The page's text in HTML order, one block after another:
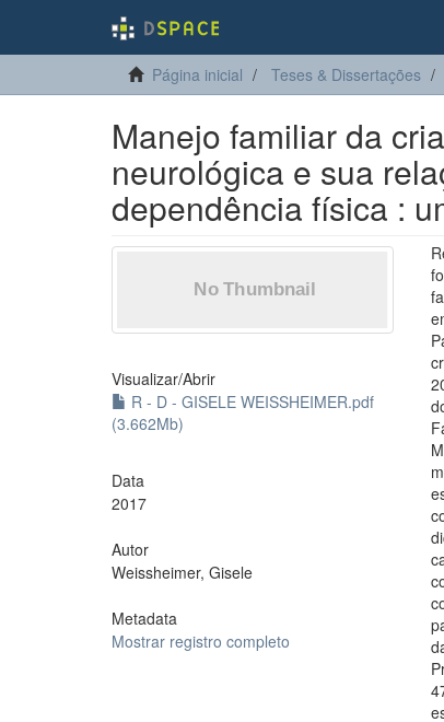
Página inicial Teses & Dissertações
Manejo familiar da
neurológica e sua
dependência física :
Visualizar/Abrir
R - D - GISELE WEISSHEIMER.pdf
(3.662Mb)
Data
2017
Autor
Weissheimer, Gisele
Metadata
Mostrar registro completo